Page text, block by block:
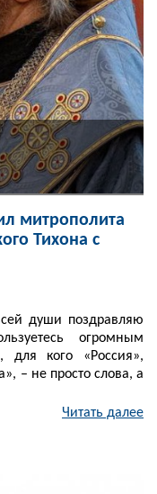
митрополита
Тихона с
души поздравляю
огромным
для кого «Россия»,
– не просто слова, а
Читать далее